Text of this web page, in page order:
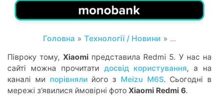
Головна » Технології / Новини » ...
Півроку тому, Xiaomiпредставила Redmi 5. У нас на
сайті можна прочитати досвід користування, а на
каналі ми порівнялийого з Meizu M6S. Сьогодні в
мережі з’явилися ймовірні фото Xiaomi Redmi 6.